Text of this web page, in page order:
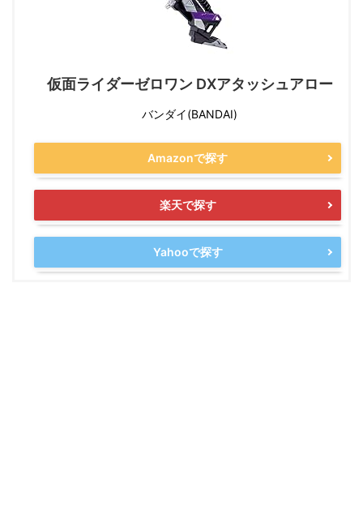
仮面ライダーゼロワン DXアタッシュアロー
バンダイ(BANDAI)
Amazonで探す
楽天で探す
Yahooで探す